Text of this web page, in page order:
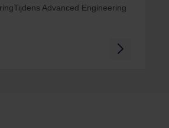
Advanced Engineering